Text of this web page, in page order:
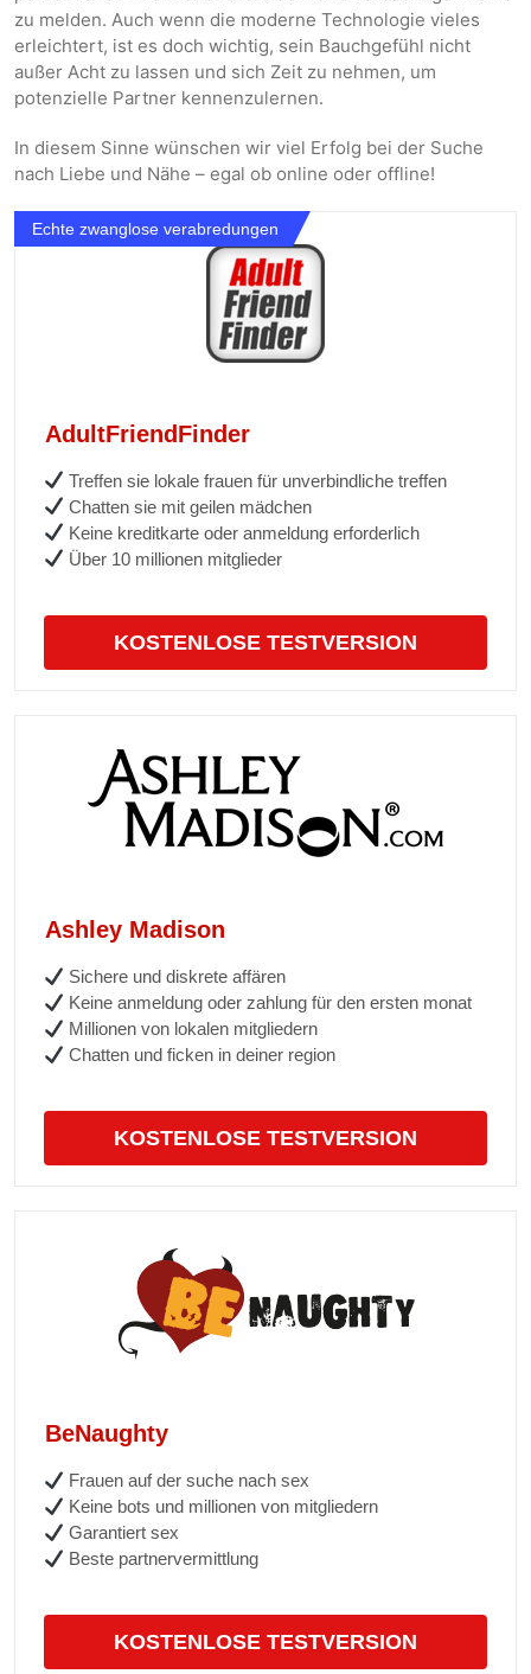
zu melden. Auch wenn die moderne Technologie vieles
erleichtert, ist es doch wichtig, sein Bauchgefühl nicht
außer Acht zu lassen und sich Zeit zu nehmen, um
potenzielle Partner kennenzulernen.
In diesem Sinne wünschen wir viel Erfolg bei der Suche
nach Liebe und Nähe – egal ob online oder offline!
Echte zwanglose verabredungen
AdultFriendFinder
Treffen sie lokale frauen für unverbindliche treffen
Chatten sie mit geilen mädchen
Keine kreditkarte oder anmeldung erforderlich
Über 10 millionen mitglieder
KOSTENLOSE TESTVERSION
Ashley Madison
Sichere und diskrete affären
Keine anmeldung oder zahlung für den ersten monat
Millionen von lokalen mitgliedern
Chatten und ficken in deiner region
KOSTENLOSE TESTVERSION
BeNaughty
Frauen auf der suche nach sex
Keine bots und millionen von mitgliedern
Garantiert sex
Beste partnervermittlung
KOSTENLOSE TESTVERSION